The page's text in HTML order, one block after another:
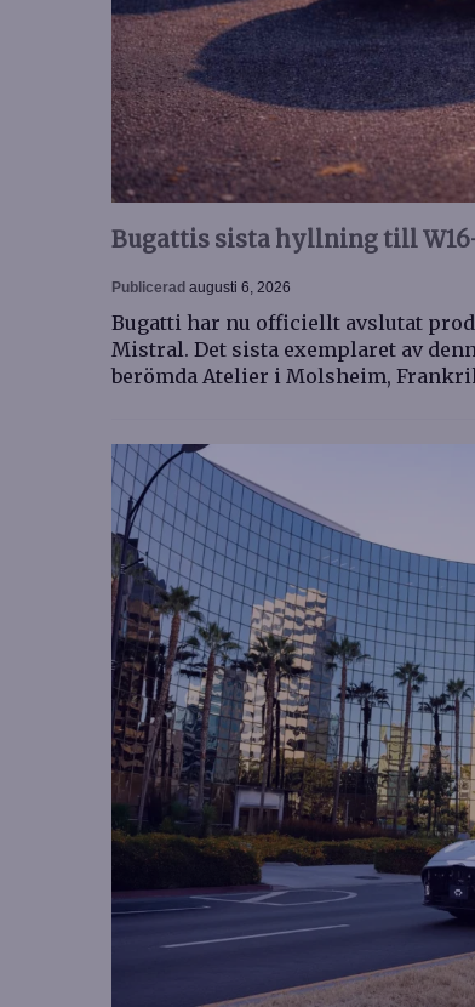
Bugattis sista hyllning till
Publicerad augusti 6, 2026
Bugatti har nu officiellt avslutat
Mistral. Det sista exemplaret av
berömda Atelier i Molsheim,